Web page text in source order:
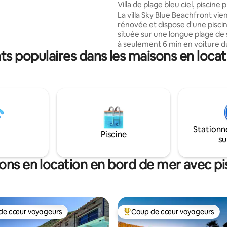
faire ou les sites que vous
Villa de plage bleu ciel, piscine
vue sur le coucher de soleil
La villa Sky Blue Beachfront
rénovée et dispose d'une
située sur une longue plage de
à seulement 6 min en voiture
village d'Oia. Grandes
accès à la plage, belle vue sur
parking. Escapade parfaite loin
foule, comme en naviguant
maisons, Island Blue,Santorin
Blue,Eternity,Serenity,Captains
Blue,Secret Garden et Sailing
populaires dans les maisons en
Piscine
en location en bord de mer avec
cœur voyageurs les plus appréciés
cœur voyageurs Coups de cœur voyageurs les
Coup de cœur voyageurs